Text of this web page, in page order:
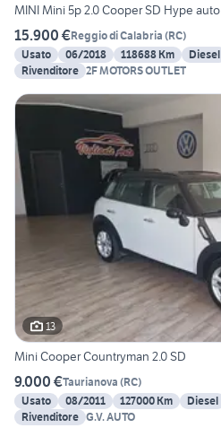
MINI Mini 5p 2.0 Cooper SD Hype auto
15.900 €Reggio di Calabria (RC)
Usato
06/2018 118688 Km Diesel
Rivenditore 2F MOTORS OUTLET
13
Mini Cooper Countryman 2.0 SD
9.000 €Taurianova (RC)
Usato
08/2011 127000 Km Diesel
Rivenditore G.V. AUTO